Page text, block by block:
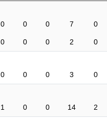
0 0 0 7 0
0 0 0 2 0
0 0 0 3 0
1 0 0 14 2